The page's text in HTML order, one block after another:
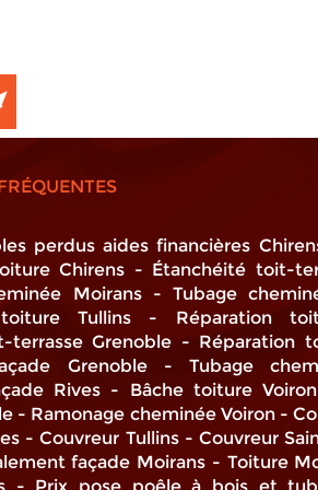
perdus aides financières
Chirens
Étanchéité toit-
Moirans
Tubage
Tullins
Réparation
terrasse Grenoble
Réparation
Grenoble
Tubage
Rives
Bâche toiture Voiron
Ramonage cheminée Voiron
Couvreur Tullins
Couvreur
façade Moirans Toiture